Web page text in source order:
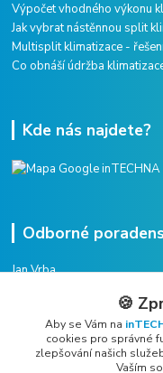
Výpočet vhodného výkonu
Jak vybrat nástěnnou split
Multisplit klimatizace -
Co obnáší údržba
Kde nás najdete?
Odborné
Jan Vrba
vrba@intechna.cz
🍪
Aby se Vám na
cookies pro správné
zlepšování našich
Vaším